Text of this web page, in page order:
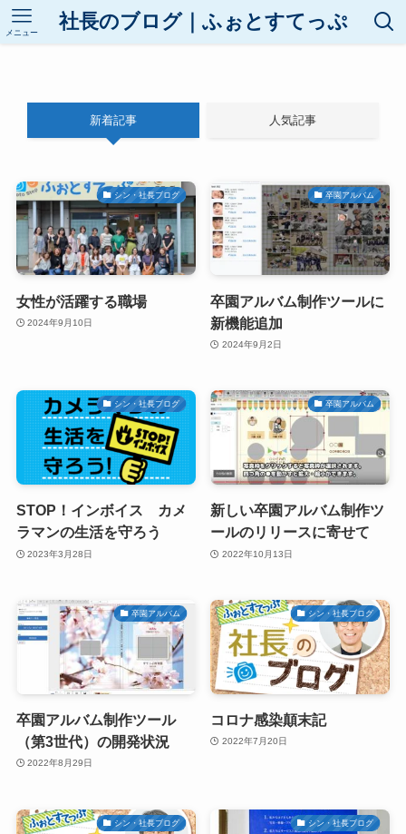
社長のブログ｜ふぉとすてっぷ
メニュー
新着記事 人気記事
シン・社長ブログ
女性が活躍する職場
2024年9月10日
卒園アルバム
卒園アルバム制作ツールに
新機能追加
2024年9月2日
シン・社長ブログ
STOP！インボイス カメ
ラマンの生活を守ろう
2023年3月28日
卒園アルバム
新しい卒園アルバム制作ツ
ールのリリースに寄せて
2022年10月13日
卒園アルバム
卒園アルバム制作ツール
（第3世代）の開発状況
2022年8月29日
シン・社長ブログ
コロナ感染顛末記
2022年7月20日
シン・社長ブログ シン・社長ブログ